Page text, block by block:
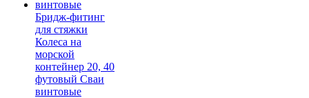
Бридж-фитинг
для стяжки
Колеса на
морской
контейнер 20, 40
футовый Сваи
винтовые